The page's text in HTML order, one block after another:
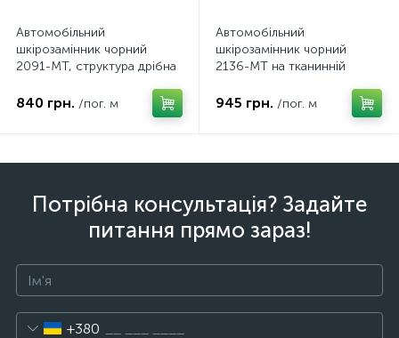
Автомобільний
шкірозамінник чорний
2091-MT, структура дрібна
основі, ширина 160см
840 грн. /пог. м
Автомобільний
шкірозамінник чорний
2136-MT на тканинній
945 грн. /пог. м
Потрібна консультація? Задайте
питання прямо зараз!
+380